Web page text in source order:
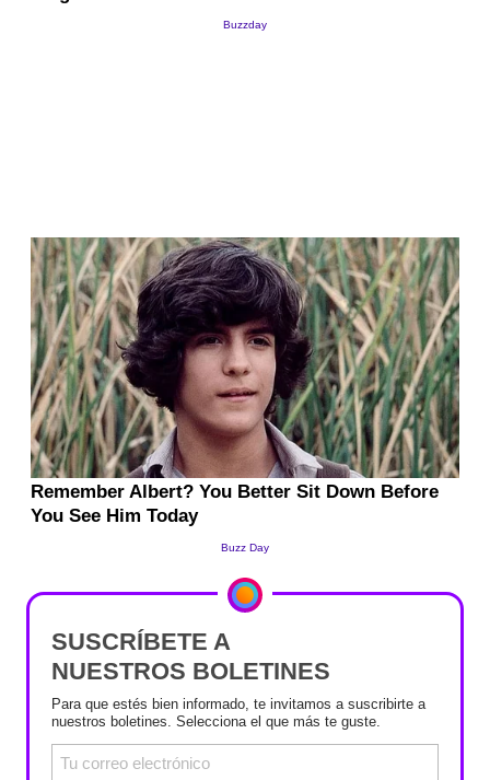
SUSCRÍBETE A
NUESTROS BOLETINES
Para que estés bien informado, te invitamos a suscribirte a
nuestros boletines. Selecciona el que más te guste.